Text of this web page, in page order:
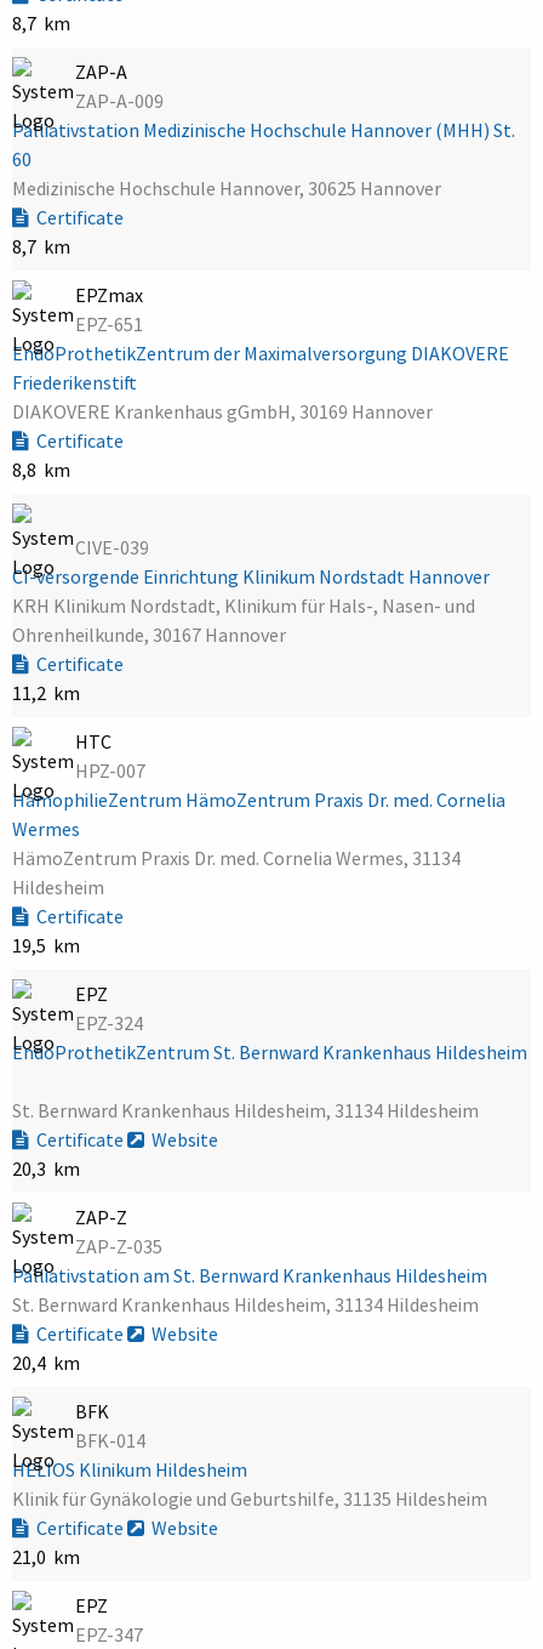
8,7 km
ZAP-A
ZAP-A-009
Palliativstation Medizinische Hochschule Hannover (MHH) St.
60
Medizinische Hochschule Hannover, 30625 Hannover
Certificate
8,7 km
EPZmax
EPZ-651
EndoProthetikZentrum der Maximalversorgung DIAKOVERE
Friederikenstift
DIAKOVERE Krankenhaus gGmbH, 30169 Hannover
Certificate
8,8 km
CIVE-039
CI-versorgende Einrichtung Klinikum Nordstadt Hannover
KRH Klinikum Nordstadt, Klinikum für Hals-, Nasen- und
Ohrenheilkunde, 30167 Hannover
Certificate
11,2 km
HTC
HPZ-007
HämophilieZentrum HämoZentrum Praxis Dr. med. Cornelia
Wermes
HämoZentrum Praxis Dr. med. Cornelia Wermes, 31134
Hildesheim
Certificate
19,5 km
EPZ
EPZ-324
EndoProthetikZentrum St. Bernward Krankenhaus Hildesheim
St. Bernward Krankenhaus Hildesheim, 31134 Hildesheim
Certificate
Website
20,3 km
ZAP-Z
ZAP-Z-035
Palliativstation am St. Bernward Krankenhaus Hildesheim
St. Bernward Krankenhaus Hildesheim, 31134 Hildesheim
Certificate
Website
20,4 km
BFK
BFK-014
HELIOS Klinikum Hildesheim
Klinik für Gynäkologie und Geburtshilfe, 31135 Hildesheim
Certificate
Website
21,0 km
EPZ
EPZ-347